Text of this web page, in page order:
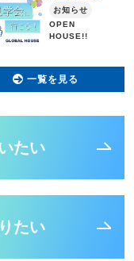
一覧を見る
たい
たい